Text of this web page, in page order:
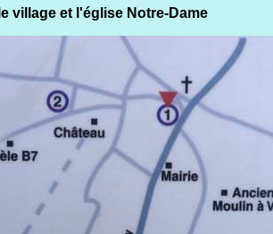
le village et l'église Notre-Dame